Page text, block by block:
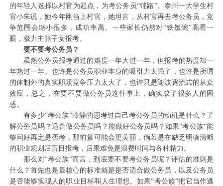
的年轻人选择以村官为起点，为考公务员“铺路”。泰州一大学生村
官小朱说，她今年刚当上村官，她坦言，从村官再去考公务员，竞
争范围会缩小很多，成功率高。一些家长仍然对“铁饭碗”高看一
眼，极力主张子女报考。
要不要考公务员？
虽然公务员报考通过的难度一年大过一年，但报考的热度却一
年热过一年。也许是公务员职业本身的吸引力太强了，也许是所谓
的体制外的真实职场竞争压力太大了，也许只是随波逐流式的从众
效应，总之，在要不要做公务员这件事上，确实成了很多人的困
惑。
有多少“考公族”冷静的思考过自己考公务员的动机是什么？了
解公务员吗？适合做公务员吗？能做好公务员吗？如果“考公族“能
够问好再定是否考，那前景可能会更美丽，倘若是在缺乏明确清晰
的职业规划后盲目报考，后果难免是浪费时间与各种精力。
那么对“考公族”而言，到底要不要考公务员呢？评估的准则是
什么？首先也是最核心的标准就是是否适合做公务员，以及公务员
是否能够实现人的职业目标和人生理想。如果“考公族”把它当作逃